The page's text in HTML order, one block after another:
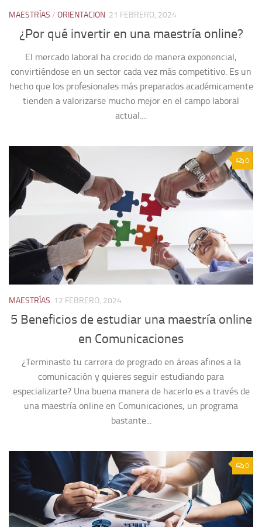
MAESTRÍAS / ORIENTACION 21 FEBRERO, 2024
¿Por qué invertir en una maestría online?
El mercado laboral ha crecido de manera exponencial,
convirtiéndose en un sector cada vez más competitivo. Es un
hecho que los profesionales más preparados académicamente
tienden a valorizarse mucho mejor en el campo laboral
actual....
0
MAESTRÍAS 12 FEBRERO, 2024
5 Beneficios de estudiar una maestría online
en Comunicaciones
¿Terminaste tu carrera de pregrado en áreas afines a la
comunicación y quieres seguir estudiando para
especializarte? Una buena manera de hacerlo es a través de
una maestría online en Comunicaciones, un programa
bastante...
0